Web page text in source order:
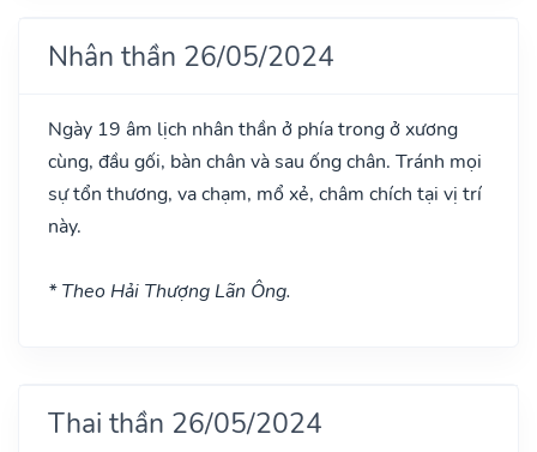
Nhân thần 26/05/2024
Ngày 19 âm lịch nhân thần ở phía trong ở xương
cùng, đầu gối, bàn chân và sau ống chân. Tránh mọi
sự tổn thương, va chạm, mổ xẻ, châm chích tại vị trí
này.
* Theo Hải Thượng Lãn Ông.
Thai thần 26/05/2024